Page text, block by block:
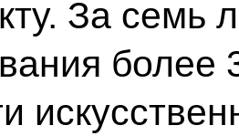
За семь
более